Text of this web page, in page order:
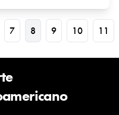
7 8 9 10 11